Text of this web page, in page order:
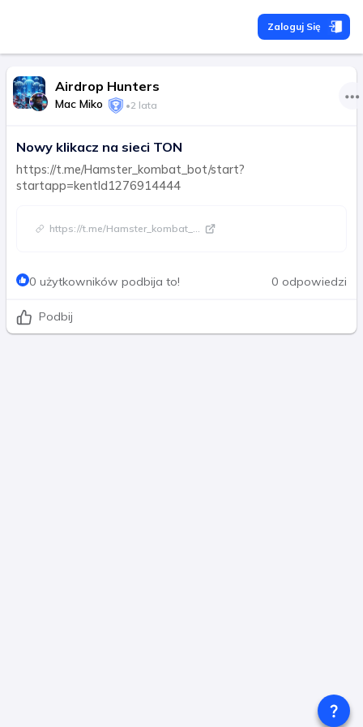
Zaloguj Się
Airdrop Hunters
Mac Miko •2 lata
Nowy klikacz na sieci TON
https://t.me/Hamster_kombat_bot/start?
startapp=kentId1276914444
https://t.me/Hamster_kombat_ ...
0 użytkowników podbija to! 0 odpowiedzi
Podbij